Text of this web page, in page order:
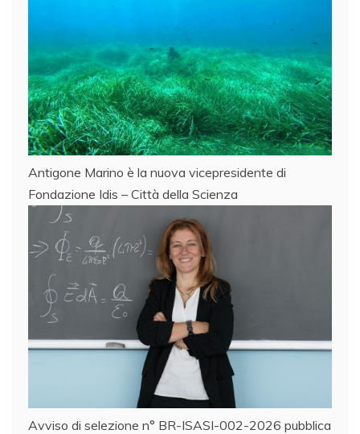
Antigone Marino è la nuova vicepresidente di
Fondazione Idis – Città della Scienza
Avviso di selezione n° BR-ISASI-002-2026 pubblica